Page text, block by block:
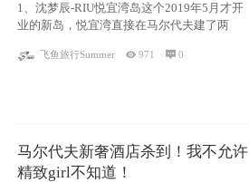
1、沈梦辰-RIU悦宜湾岛这个2019年5月才开
业的新岛，悦宜湾直接在马尔代夫建了两
飞鱼旅行Summer 971 0
马尔代夫新奢酒店杀到！我不允许
精致girl不知道！